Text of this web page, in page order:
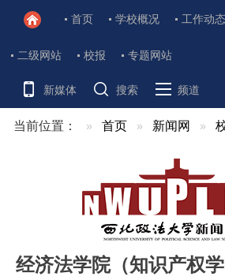
首页 学校概况 工作动态
二级网站 校报 专题网站
新媒体 搜索 频道
当前位置： 首页 新闻网
经济法学院（知识产权